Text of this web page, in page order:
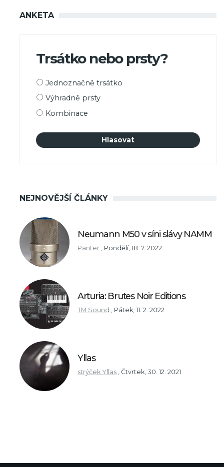
ANKETA
Trsátko nebo prsty?
Možnosti
Jednoznačně trsátko
Výhradně prsty
Kombinace
NEJNOVĚJŠÍ ČLÁNKY
Neumann M50 v síni slávy NAMM
Panter Pondělí, 18. 7. 2022
Arturia: Brutes Noir Editions
TM Sound Pátek, 11. 2. 2022
Yllas
strýček Yllas Čtvrtek, 30. 12. 2021